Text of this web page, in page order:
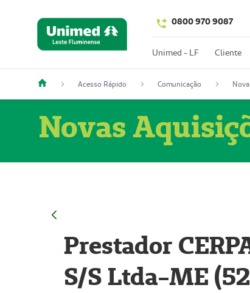
0800 970 9087
Unimed - LF Cliente
Acesso Rápido Comunicação
Novas
Prestador
S/S Ltda-ME